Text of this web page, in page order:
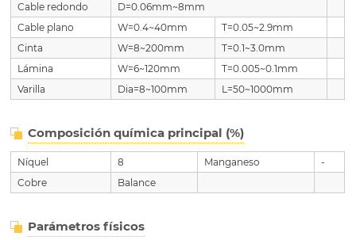
Cable redondo
D=0.06mm~8mm
Cable plano
W=0.4~40mm
T=0.05~2.9mm
Cinta
W=8~200mm
T=0.1~3.0mm
Lámina
W=6~120mm
T=0.005~0.1mm
Varilla
Dia=8~100mm L=50~1000mm
Composición química principal (%)
Níquel 8 Manganeso
-
Cobre
Balance
Parámetros físicos